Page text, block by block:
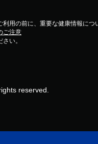
利用の前に、重要な健康情報につ
ご注意
い。
reserved.